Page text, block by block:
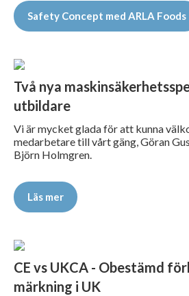
Safety Concept med ARLA Foods
Två nya
utbildare
Vi är mycket glada för att kunna
medarbetare till vårt gäng, Göran
Björn Holmgren.
Läs mer
CE vs UKCA - Obestämd
märkning i UK